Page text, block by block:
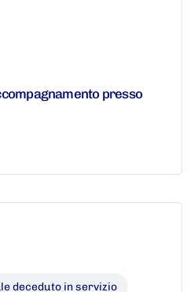
presso
deceduto in servizio